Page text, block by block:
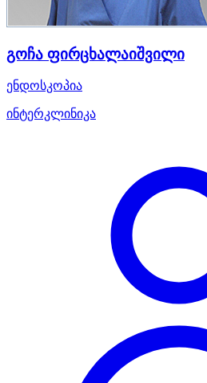
გოჩა ფირცხალაიშვილი
ენდოსკოპია
ინტერკლინიკა